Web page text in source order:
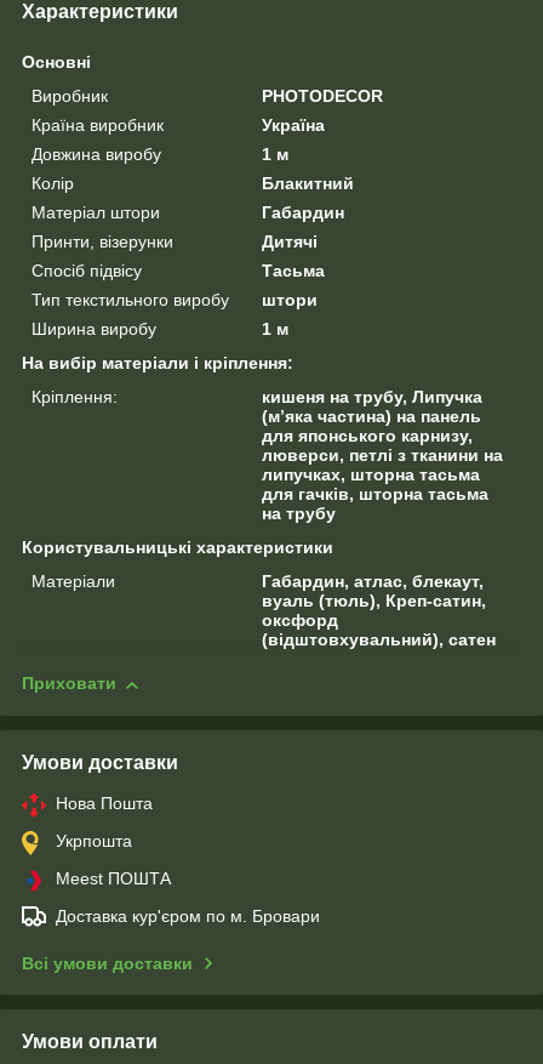
Характеристики
Основні
Виробник
PHOTODECOR
Країна виробник
Україна
Довжина виробу
1 м
Колір
Блакитний
Матеріал штори
Габардин
Принти, візерунки
Дитячі
Спосіб підвісу
Тасьма
Тип текстильного виробу
штори
Ширина виробу
1 м
На вибір матеріали і кріплення:
Кріплення:
кишеня на трубу, Липучка
(м’яка частина) на панель
для японського карнизу,
люверси, петлі з тканини на
липучках, шторна тасьма
для гачків, шторна тасьма
на трубу
Користувальницькі характеристики
Матеріали
Габардин, атлас, блекаут,
вуаль (тюль), Креп-сатин,
оксфорд
(відштовхувальний), сатен
Приховати
Умови доставки
Нова Пошта
Укрпошта
Meest ПОШТА
Доставка кур'єром по м. Бровари
Всі умови доставки
Умови оплати